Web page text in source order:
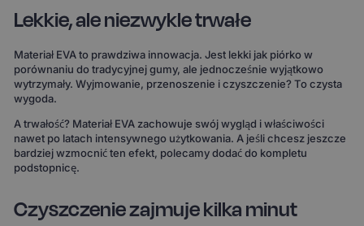
Lekkie, ale niezwykle trwałe
Materiał EVA to prawdziwa innowacja. Jest lekki jak piórko w
porównaniu do tradycyjnej gumy, ale jednocześnie wyjątkowo
wytrzymały. Wyjmowanie, przenoszenie i czyszczenie? To czysta
wygoda.
A trwałość? Materiał EVA zachowuje swój wygląd i właściwości
nawet po latach intensywnego użytkowania. A jeśli chcesz jeszcze
bardziej wzmocnić ten efekt, polecamy dodać do kompletu
podstopnicę.
Czyszczenie zajmuje kilka minut